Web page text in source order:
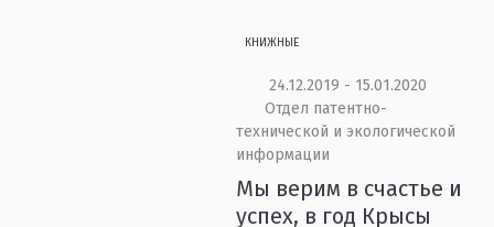
КНИЖНЫЕ
24.12.2019 - 15.01.2020
Отдел патентно-
технической и экологической
информации
Мы верим в счастье и
успех, в год Крысы